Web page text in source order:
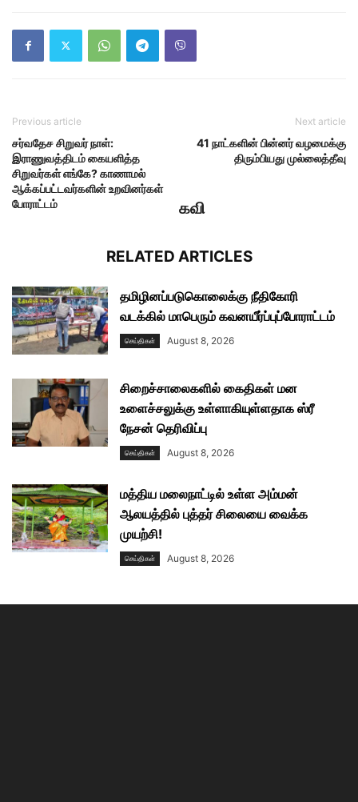
Previous article
சர்வதேச சிறுவர் நாள்:
இராணுவத்திடம் கையளித்த
சிறுவர்கள் எங்கே? காணாமல்
ஆக்கப்பட்டவர்களின் உறவினர்கள்
போராட்டம்
Next article
41 நாட்களின் பின்னர் வழமைக்கு
திரும்பியது முல்லைத்தீவு
கவி
RELATED ARTICLES
தமிழினப்படுகொலைக்கு நீதிகோரி
வடக்கில் மாபெரும் கவனயீர்ப்புப்போராட்டம்
செய்திகள் August 8, 2026
சிறைச்சாலைகளில் கைதிகள் மன
உளைச்சலுக்கு உள்ளாகியுள்ளதாக ஸ்ரீ
நேசன் தெரிவிப்பு
செய்திகள் August 8, 2026
மத்திய மலைநாட்டில் உள்ள அம்மன்
ஆலயத்தில் புத்தர் சிலையை வைக்க
முயற்சி!
செய்திகள் August 8, 2026